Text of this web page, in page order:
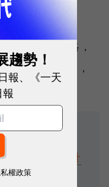
說有效的策略，
新政是否奏效，
！2.1萬人
瘦身」改革計
趨勢！
報、《一天
權政策